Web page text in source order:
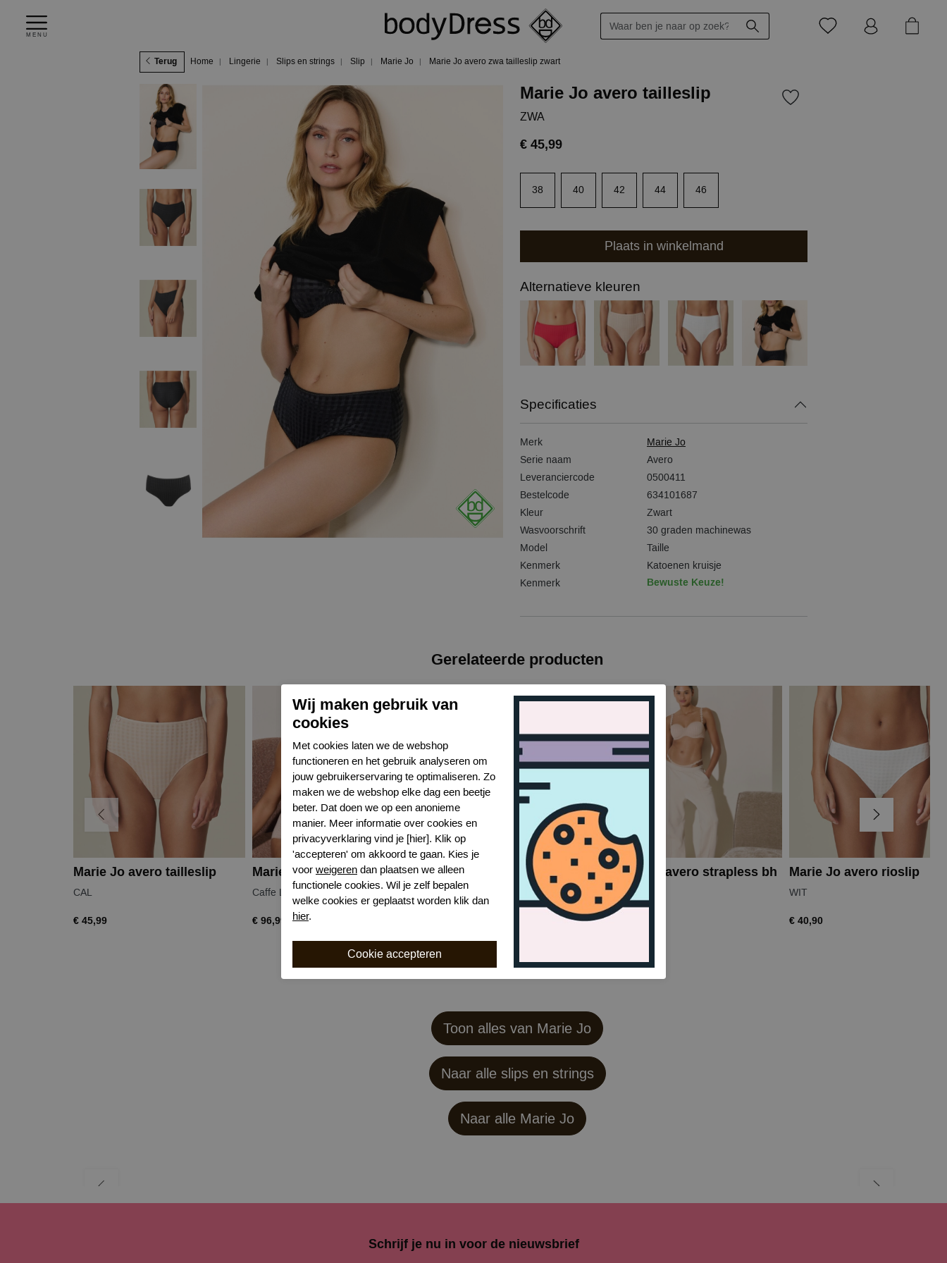
MENU
Terug Home Lingerie Slips en strings Slip Marie Jo Marie Jo avero zwa tailleslip zwart
Marie Jo avero tailleslip
ZWA
€ 45,99
38 40 42 44 46
Plaats in winkelmand
Alternatieve kleuren
Specificaties
Merk
Marie Jo
Serie naam
Avero
Leveranciercode
0500411
Bestelcode
634101687
Kleur
Zwart
Wasvoorschrift
30 graden machinewas
Model
Taille
Kenmerk
Katoenen kruisje
Kenmerk
Bewuste Keuze!
Gerelateerde producten
Marie Jo avero tailleslip
CAL
€ 45,99
Marie Jo avero voorgevormde bh
Caffe Latte
€ 96,99
Marie Jo avero rioslip
NAT
Marie Jo avero strapless bh
CAL
€ 96,99
Marie Jo avero rioslip
WIT
€ 40,90
Toon alles van Marie Jo
Naar alle slips en strings
Naar alle Marie Jo
Schrijf je nu in voor de nieuwsbrief
Wij maken gebruik van
cookies
Met cookies laten we de webshop
functioneren en het gebruik analyseren om
jouw gebruikerservaring te optimaliseren. Zo
maken we de webshop elke dag een beetje
beter. Dat doen we op een anonieme
manier. Meer informatie over cookies en
privacyverklaring vind je [hier]. Klik op
'accepteren' om akkoord te gaan. Kies je
voor weigeren dan plaatsen we alleen
functionele cookies. Wil je zelf bepalen
welke cookies er geplaatst worden klik dan
hier.